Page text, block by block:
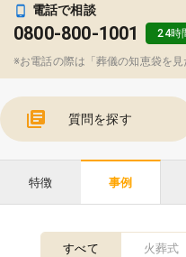
電話で相談
0800-800-1001 24時
※お電話の際は「葬儀の知恵袋を
質問を探す
特徴 事例
すべて 火葬式